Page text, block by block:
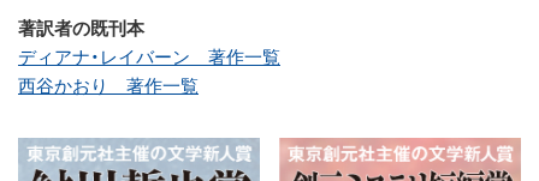
著訳者の既刊本
ディアナ・レイバーン 著作一覧
西谷かおり 著作一覧